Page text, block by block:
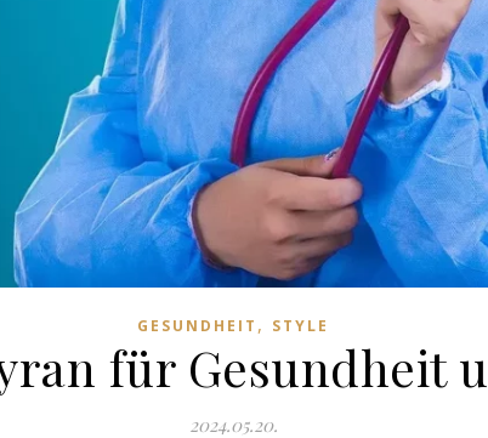
GESUNDHEIT , STYLE
für Gesundheit
2024.05.20.